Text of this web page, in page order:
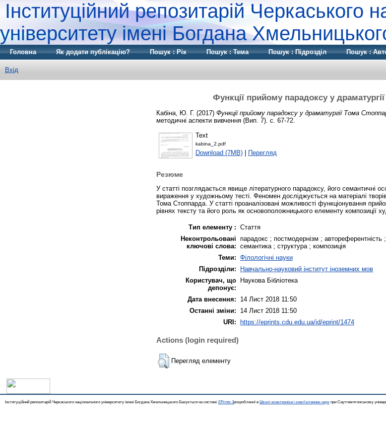
Інституційний репозитарій Черкаського
університету імені Богдана
Головна Як додати публікацію? Пошук : Рік Пошук : Тема Пошук : Підрозділ Пошук :
Вхід
Функції прийому парадоксу у
Кабіна, Ю. Г. (2017) Функції прийому парадоксу у драматургії Тома
методичні аспекти вивчення (Вип. 7). с. 67-72.
Text
kabina_2.pdf
Download (7MB) Перегляд
Резюме
У статті позглядається явище літературного парадоксу, його семантичні
вираження у художньому тесті. Феномен досліджується на матеріалі
Тома Стоппарда. У статті проаналізовані можливості функціонування
рівнях тексту та його роль як основоположницького елементу композиції
Тип елементу : Стаття
Неконтрольовані
ключові слова:
парадокс ; постмодернізм ; автореферентність ;
семантика ; структура ; композиція
Теми: Філологічні науки
Підрозділи:
Навчально-науковий інститут іноземних мов
Користувач, що
депонує:
Наукова Бібліотека
Дата внесення:
14 Лист 2018 11:50
Останні зміни:
14 Лист 2018 11:50
URI: https://eprints.cdu.edu.ua/id/eprint/1474
Actions (login required)
Перегляд елементу
Інституційний репозитарій Черкаського національного університету імені Богдана Хмельницького Базується на системі EPrints 3розробленої в Школі електроніки і комп'ютерних наук при Саутгемптонському